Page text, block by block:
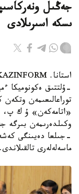
ىسكە اسىرىلادى
-ۇلتتىق ەكونوميكا
توراعالىعىمەن وتكەن
«اتامەكەن» ۇ ك پ،
-جىلعا دەيىنگى
ماسەلەلەرى